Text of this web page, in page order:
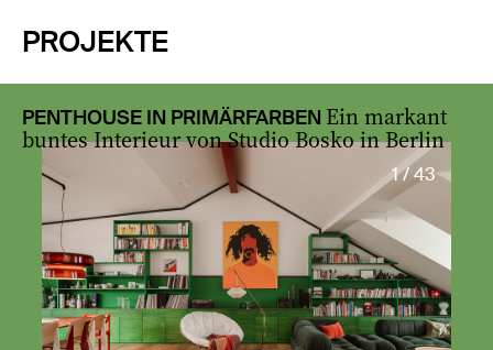
PROJEKTE
PENTHOUSE IN PRIMÄRFARBEN Ein markant
buntes Interieur von Studio Bosko in Berlin
1 / 43